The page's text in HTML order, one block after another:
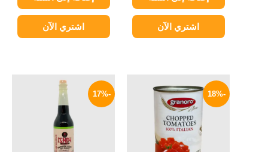
اشتري الآن اشتري الآن
-18%
الأصلي
هو:
100 EGP.
الحالي
هو:
82 EGP.
-17%
السعر
الأصلي
150 EGP.